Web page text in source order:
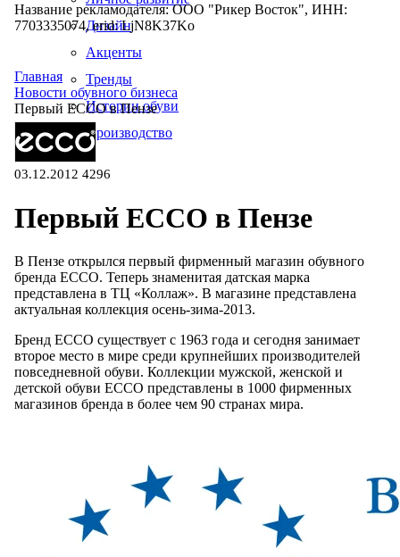
Дизайн
Акценты
Тренды
Истории обуви
Производство
Название рекламодателя: ООО "Рикер Восток", ИНН:
7703335074, erid: LjN8K37Ko
Главная
Новости обувного бизнеса
Первый ECCO в Пензе
03.12.2012 4296
Первый ECCO в Пензе
В Пензе открылся первый фирменный магазин обувного
бренда ECCO. Теперь знаменитая датская марка
представлена в ТЦ «Коллаж». В магазине представлена
актуальная коллекция осень-зима-2013.
Бренд ECCO существует с 1963 года и сегодня занимает
второе место в мире среди крупнейших производителей
повседневной обуви. Коллекции мужской, женской и
детской обуви ECCO представлены в 1000 фирменных
магазинов бренда в более чем 90 странах мира.